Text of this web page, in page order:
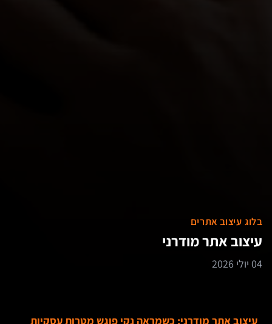
בלוג עיצוב אתרים
עיצוב אתר מודרני
04 יולי 2026
עיצוב אתר מודרני: כשמראה נקי פוגש מטרות עסקיות